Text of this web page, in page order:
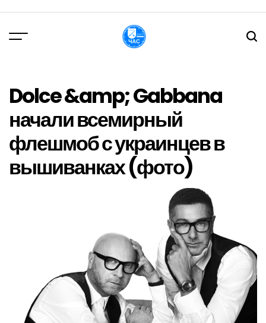
вмісту
Dolce &amp; Gabbana
начали всемирный
флешмоб с украинцев в
вышиванках (фото)